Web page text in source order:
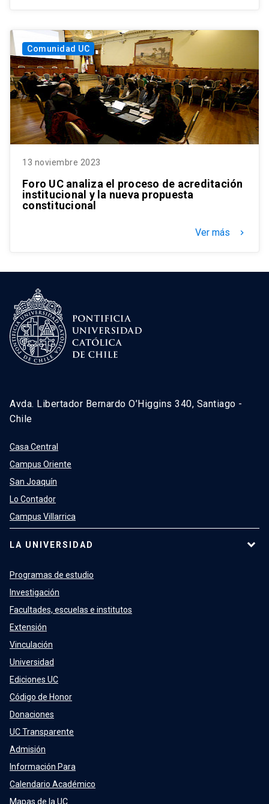
Comunidad UC
13 noviembre 2023
Foro UC analiza el proceso de acreditación
institucional y la nueva propuesta
constitucional
Ver más keyboard_arrow_right
Avda. Libertador Bernardo O’Higgins 340, Santiago -
Chile
Casa Central
Campus Oriente
San Joaquín
Lo Contador
Campus Villarrica
LA UNIVERSIDAD
Programas de estudio
Investigación
Facultades, escuelas e institutos
Extensión
Vinculación
Universidad
Ediciones UC
Código de Honor
Donaciones
UC Transparente
Admisión
Información Para
Calendario Académico
Mapas de la UC